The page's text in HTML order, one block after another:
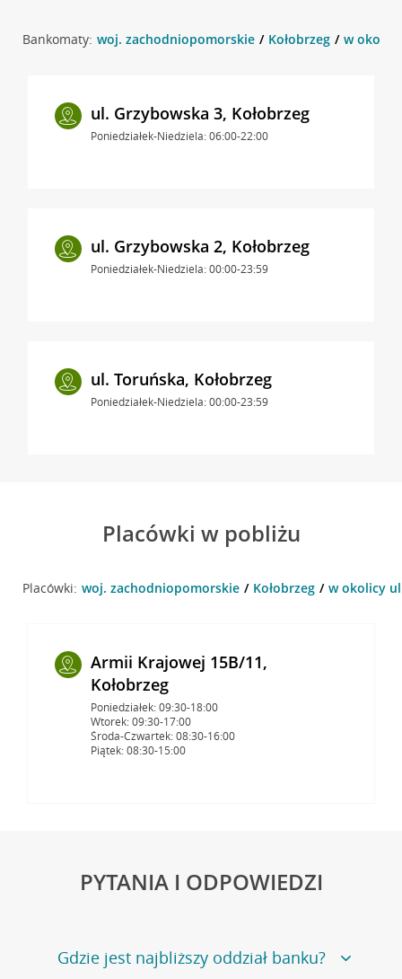
Bankomaty: woj. zachodniopomorskie Kołobrzeg w
ul. Grzybowska 3, Kołobrzeg
Poniedziałek-Niedziela: 06:00-22:00
ul. Grzybowska 2, Kołobrzeg
Poniedziałek-Niedziela: 00:00-23:59
ul. Toruńska, Kołobrzeg
Poniedziałek-Niedziela: 00:00-23:59
Placówki w pobliżu
Placówki: woj. zachodniopomorskie Kołobrzeg w okolicy
Armii Krajowej 15B/11,
Kołobrzeg
Poniedziałek: 09:30-18:00
Wtorek: 09:30-17:00
Środa-Czwartek: 08:30-16:00
Piątek: 08:30-15:00
PYTANIA I ODPOWIEDZI
Gdzie jest najbliższy oddział banku?